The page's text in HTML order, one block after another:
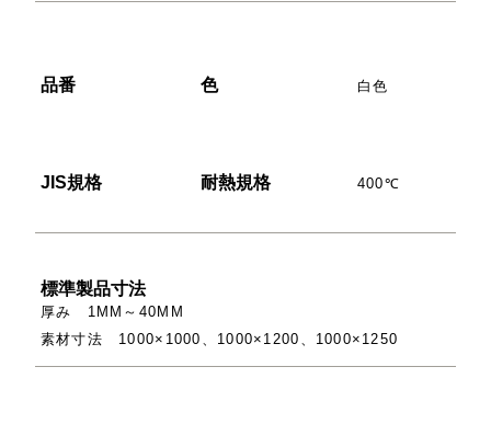
品番 色 白色
JIS規格 耐熱規格 400℃
標準製品寸法
厚み 1MM～40MM
素材寸法 1000×1000、1000×1200、1000×1250